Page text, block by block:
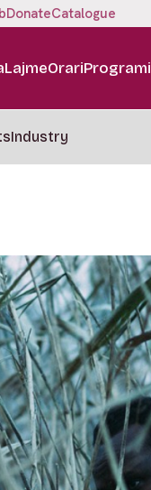
DonateCatalogue
LajmeOrariProgrami
Industry